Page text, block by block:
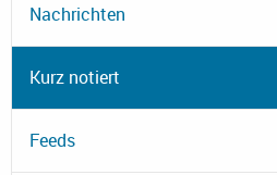
Nachrichten
Kurz notiert
Feeds